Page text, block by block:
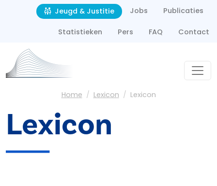
Overslaan en naar de inhoud gaan
Second navigation
Jeugd & Justitie Jobs Publicaties
Statistieken Pers FAQ Contact
Kruimelpad
Home Lexicon Lexicon
Lexicon